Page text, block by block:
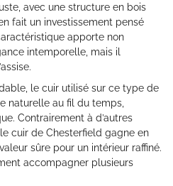
avec une structure en bois
fait un investissement pensé
apporte non
intemporelle, mais il
le cuir utilisé sur ce type de
naturelle au fil du temps,
Contrairement à d’autres
cuir de Chesterfield gagne en
sûre pour un intérieur raffiné.
accompagner plusieurs